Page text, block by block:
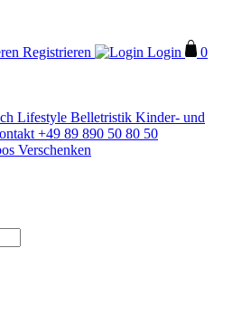
Registrieren Login
0
Lifestyle Belletristik Kinder- und
+49 89 890 50 80 50
Verschenken